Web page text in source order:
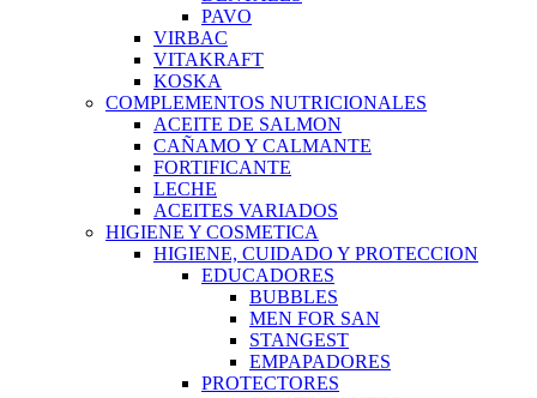
PAVO
VIRBAC
VITAKRAFT
KOSKA
COMPLEMENTOS NUTRICIONALES
ACEITE DE SALMON
CAÑAMO Y CALMANTE
FORTIFICANTE
LECHE
ACEITES VARIADOS
HIGIENE Y COSMETICA
HIGIENE, CUIDADO Y PROTECCION
EDUCADORES
BUBBLES
MEN FOR SAN
STANGEST
EMPAPADORES
PROTECTORES